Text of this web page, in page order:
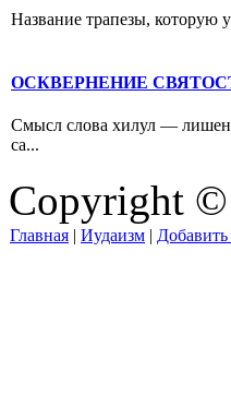
Название трапезы,
ОСКВЕРНЕНИЕ
Смысл слова хилул —
са...
Copyright
Главная | Иудаизм |